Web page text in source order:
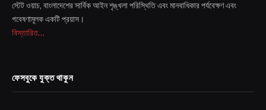
স্টেট ওয়াচ, বাংলাদেশের সার্বিক আইন শৃঙ্খলা পরিস্থিতি এবং মানবাধিকার পর্যবেক্ষণ এবং
গবেষণামূলক একটি প্রয়াস।
বিস্তারিত...
ফেসবুকে যুক্ত থাকুন